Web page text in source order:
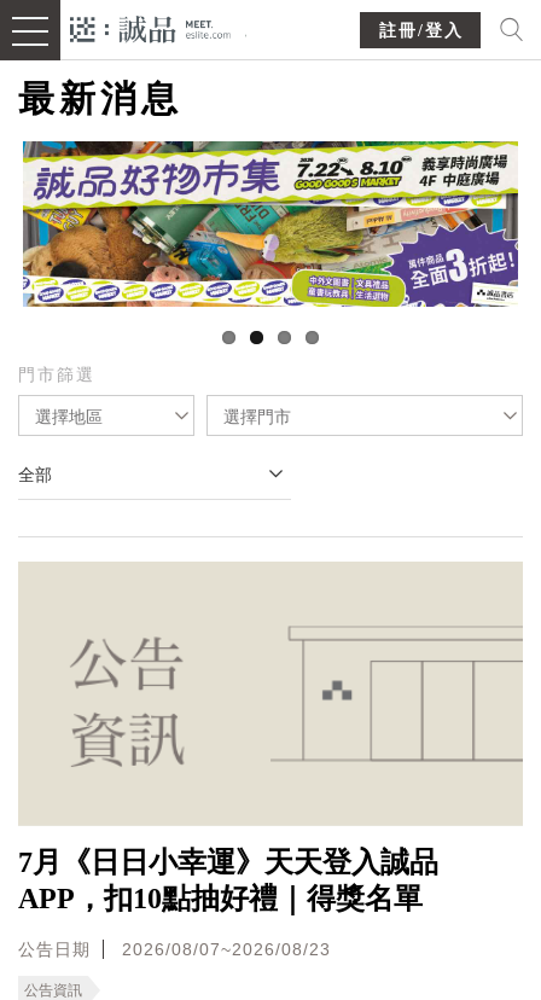
註冊/登入
最新消息
門市篩選
選擇地區 選擇門市
全部
7月《日日小幸運》天天登入誠品
APP，扣10點抽好禮｜得獎名單
公告日期 2026/08/07~2026/08/23
公告資訊